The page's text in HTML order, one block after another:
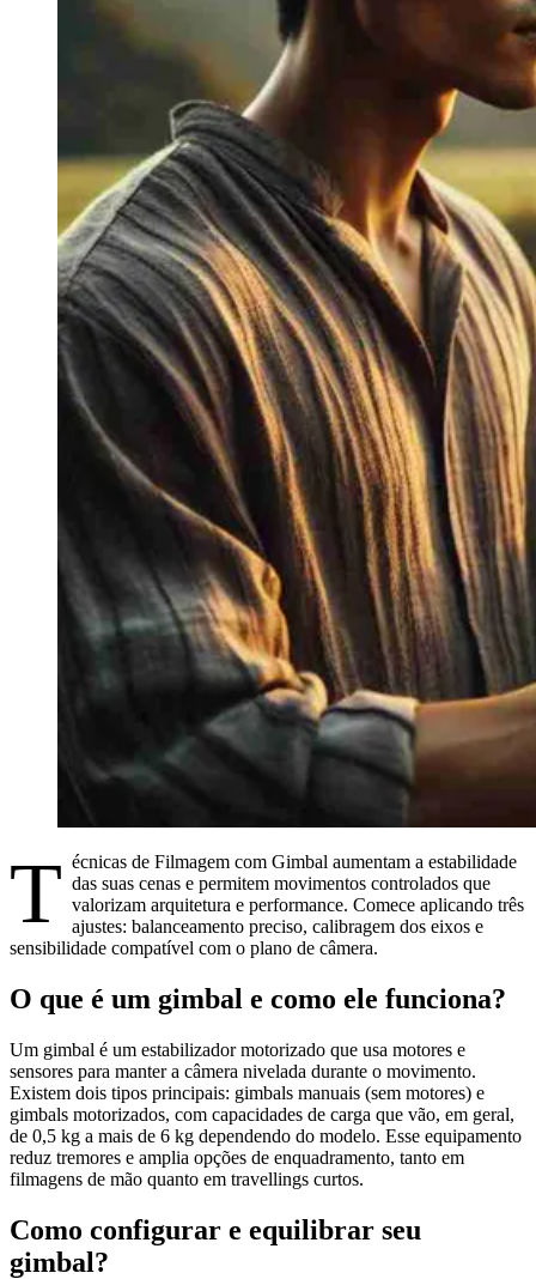
T écnicas de Filmagem com Gimbal aumentam a estabilidade
das suas cenas e permitem movimentos controlados que
valorizam arquitetura e performance. Comece aplicando três
ajustes: balanceamento preciso, calibragem dos eixos e
sensibilidade compatível com o plano de câmera.
O que é um gimbal e como ele funciona?
Um gimbal é um estabilizador motorizado que usa motores e
sensores para manter a câmera nivelada durante o movimento.
Existem dois tipos principais: gimbals manuais (sem motores) e
gimbals motorizados, com capacidades de carga que vão, em geral,
de 0,5 kg a mais de 6 kg dependendo do modelo. Esse equipamento
reduz tremores e amplia opções de enquadramento, tanto em
filmagens de mão quanto em travellings curtos.
Como configurar e equilibrar seu
gimbal?